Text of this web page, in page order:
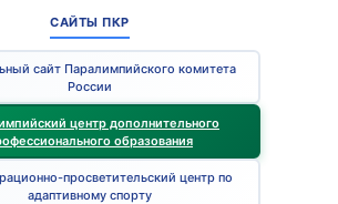
САЙТЫ ПКР
сайт Паралимпийского комитета
России
центр дополнительного
образования
просветительский центр по
адаптивному спорту